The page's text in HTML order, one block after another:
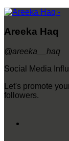
Areeka Haq
@areeka__haq
Social Media
Let's promote
followers.